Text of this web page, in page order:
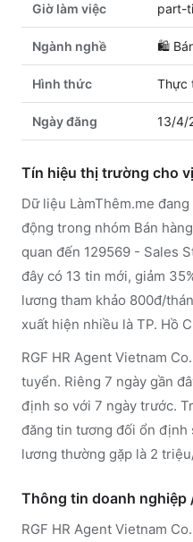
Giờ làm việc part-
Ngành nghề 🛍️
Hình thức Thực
Ngày đăng 13/4/
Tín hiệu thị trường cho
Dữ liệu LàmThêm.me
động trong nhóm Bán
quan đến 129569 - Sales
đây có 13 tin mới, giảm
lương tham khảo 800đ/
xuất hiện nhiều là TP. Hồ
RGF HR Agent Vietnam
tuyển. Riêng 7 ngày gần
định so với 7 ngày trước.
đăng tin tương đối ổn định
lương thường gặp là 2
Thông tin doanh nghiệp
RGF HR Agent Vietnam